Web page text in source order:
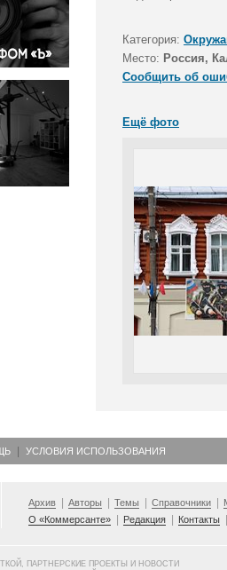
Категория:
Место: Россия,
Сообщить об
Ещё фото
УСЛОВИЯ ИСПОЛЬЗОВАНИЯ
Архив Авторы Темы Справочники
О «Коммерсанте»
Редакция Контакты
ПАРТНЕРСКИЕ ПРОЕКТЫ И НОВОСТИ